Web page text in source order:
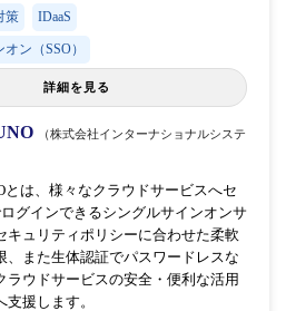
策 IDaaS
ン（SSO）
詳細を見る
（株式会社インターナショナルシステ
とは、様々なクラウドサービスへセ
グインできるシングルサインオンサ
キュリティポリシーに合わせた柔軟
、また生体認証でパスワードレスな
ラウドサービスの安全・便利な活用
援します。